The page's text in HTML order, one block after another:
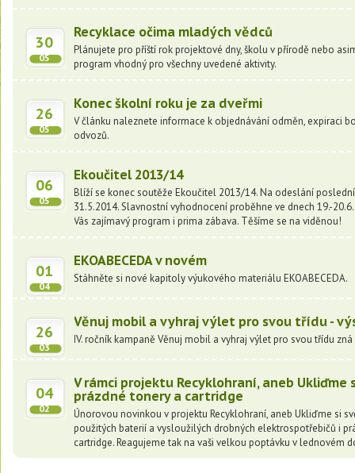
30
05
Recyklace očima mladých vědců
Plánujete pro příští rok projektové dny, školu v přírodě nebo
program vhodný pro všechny uvedené aktivity.
26
05
Konec školní roku je za dveřmi
V článku naleznete informace k objednávání odměn, expiraci
odvozů.
06
05
Ekoučitel 2013/14
Blíží se konec soutěže Ekoučitel 2013/14. Na odeslání
31.5.2014. Slavnostní vyhodnocení proběhne ve dnech 19.-
Vás zajímavý program i prima zábava. Těšíme se na viděnou!
01
04
EKOABECEDA v novém
Stáhněte si nové kapitoly výukového materiálu EKOABECEDA.
26
03
Věnuj mobil a vyhraj výlet pro svou třídu -
IV. ročník kampaně Věnuj mobil a vyhraj výlet pro svou třídu
04
02
V rámci projektu Recyklohraní, aneb
prázdné tonery a cartridge
Únorovou novinkou v projektu Recyklohraní, aneb Ukliďme si
použitých baterií a vysloužilých drobných elektrospotřebičů i
cartridge. Reagujeme tak na vaši velkou poptávku v lednovém